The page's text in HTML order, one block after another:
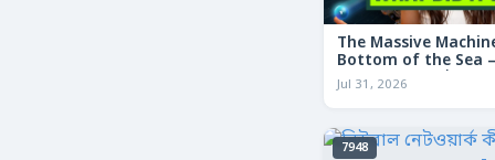
The Massive
Bottom of the Sea —
তলদেশে লুকানো
Jul 31, 2026
7948